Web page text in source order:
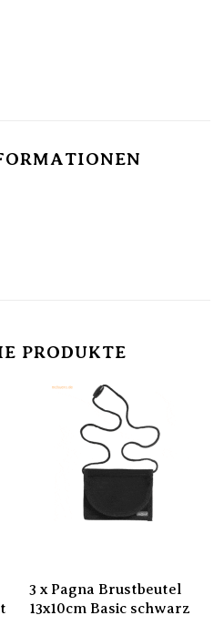
PRODUKTE
3 x Pagna Brustbeutel
13x10cm Basic schwarz